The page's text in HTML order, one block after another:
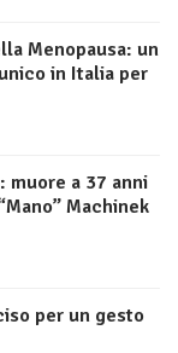
Menopausa: un
in Italia per
muore a 37 anni
Machinek
per un gesto